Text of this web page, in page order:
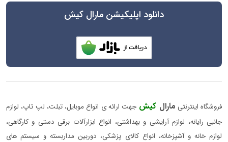
دانلود اپلیکیشن مارال کیش
فروشگاه اینترنتی مارال کیش جهت ارائه ی انواع موبایل، تبلت، لپ تاپ، لوازم
جانبی رایانه، لوازم آرایشی و بهداشتی، انواع ابزارآلات برقی دستی و کارگاهی،
لوازم خانه و آشپزخانه، انواع کالای پزشکی، دوربین مداربسته و سیستم های